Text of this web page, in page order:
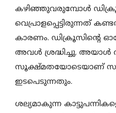
കഴിഞ്ഞുവരുമ്പോൾ
വെപ്രാളപ്പെട്ടിരുന്നത്
കാരണം. ഡിക്രൂസിന്റെ
അവൾ ശ്രദ്ധിച്ചു. അയാൾ
സൂക്ഷ്മതയോടെയാണ്
ഇടപെടുന്നതും.
ശല്യമാകുന്ന